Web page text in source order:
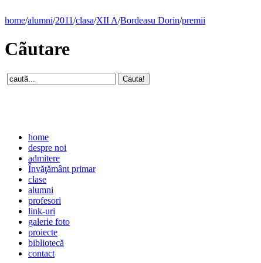
home/alumni/2011/clasa/XII A/Bordeasu Dorin/premii
Cãutare
home
despre noi
admitere
Învăţământ primar
clase
alumni
profesori
link-uri
galerie foto
proiecte
bibliotecă
contact